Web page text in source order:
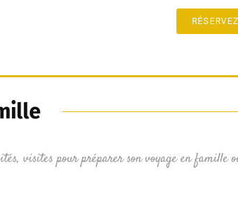
visites pour préparer son voyage en famille